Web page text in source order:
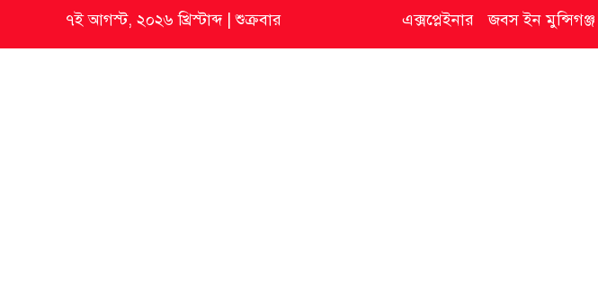
৭ই আগস্ট, ২০২৬ খ্রিস্টাব্দ|শুক্রবার এক্সপ্লেইনার জবস ইন মুন্সিগঞ্জ